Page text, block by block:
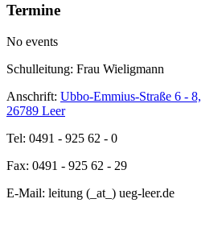
Termine
No events
Schulleitung: Frau Wieligmann
Anschrift: Ubbo-Emmius-Straße 6 - 8,
26789 Leer
Tel: 0491 - 925 62 - 0
Fax: 0491 - 925 62 - 29
E-Mail: leitung (_at_) ueg-leer.de